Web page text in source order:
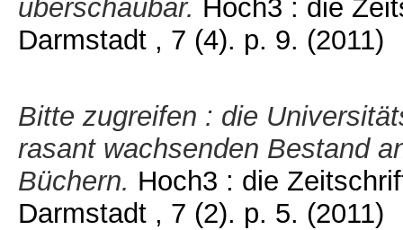
überschaubar. Hoch3 : die
Darmstadt , 7 (4). p. 9. (2011)
Bitte zugreifen : die
rasant wachsenden Bestand
Büchern. Hoch3 : die
Darmstadt , 7 (2). p. 5. (2011)